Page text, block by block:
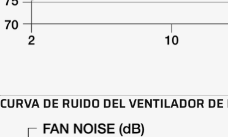
CURVA DE RUIDO DEL VENTILADOR